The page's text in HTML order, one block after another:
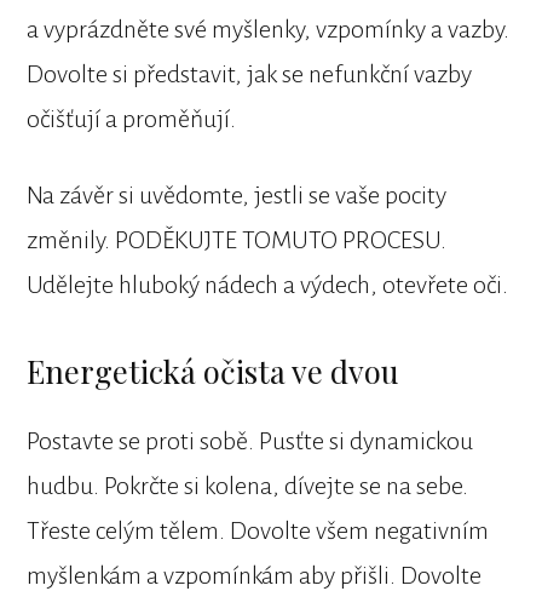
a vyprázdněte své myšlenky, vzpomínky a vazby.
Dovolte si představit, jak se nefunkční vazby
očišťují a proměňují.
Na závěr si uvědomte, jestli se vaše pocity
změnily. PODĚKUJTE TOMUTO PROCESU.
Udělejte hluboký nádech a výdech, otevřete oči.
Energetická očista ve dvou
Postavte se proti sobě. Pusťte si dynamickou
hudbu. Pokrčte si kolena, dívejte se na sebe.
Třeste celým tělem. Dovolte všem negativním
myšlenkám a vzpomínkám aby přišli. Dovolte